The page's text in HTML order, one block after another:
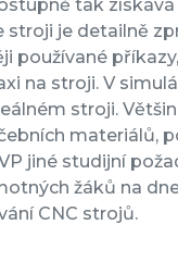
tak
je detailně
používané
na stroji. V
stroji.
materiálů,
jiné studijní
žáků na
CNC strojů.